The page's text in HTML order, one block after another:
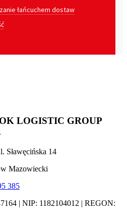
łańcuchem dostaw
LOGISTIC GROUP
Sławęcińska 14
Mazowiecki
385
| NIP: 1182104012 | REGON: